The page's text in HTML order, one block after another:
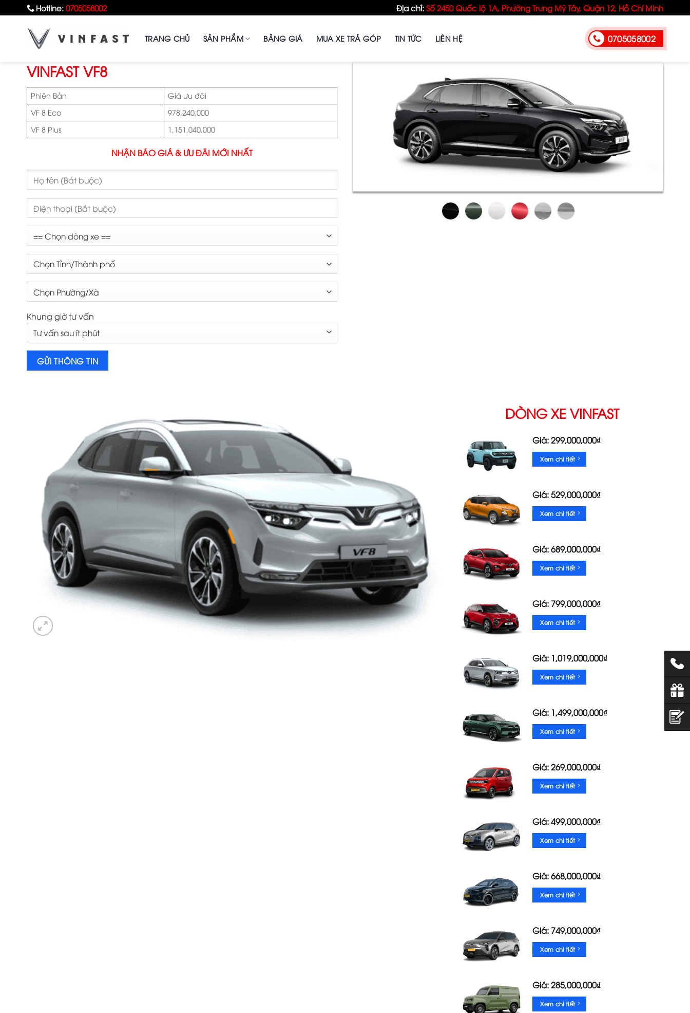
qua
Hotline: 0705058002 Địa chỉ: Số 2450 Quốc lộ 1A, Phường Trung Mỹ Tây, Quận 12, Hồ Chí Minh
TRANG CHỦ SẢN PHẨM BẢNG GIÁ MUA XE TRẢ GÓP TIN TỨC LIÊN HỆ 0705058002
VINFAST VF8
Phiên Bản
Giá ưu đãi
VF 8 Eco
978,240,000
VF 8 Plus
1,151,040,000
NHẬN BÁO GIÁ & ƯU ĐÃI MỚI NHẤT
Khung giờ tư vấn
DÒNG XE VINFAST
Giá: 299,000,000₫
Xem chi tiết
Giá: 529,000,000₫
Xem chi tiết
Giá: 689,000,000₫
Xem chi tiết
Giá: 799,000,000₫
Xem chi tiết
Giá: 1,019,000,000₫
Xem chi tiết
Giá: 1,499,000,000₫
Xem chi tiết
Giá: 269,000,000₫
Xem chi tiết
Giá: 499,000,000₫
Xem chi tiết
Giá: 668,000,000₫
Xem chi tiết
Giá: 749,000,000₫
Xem chi tiết
Giá: 285,000,000₫
Xem chi tiết